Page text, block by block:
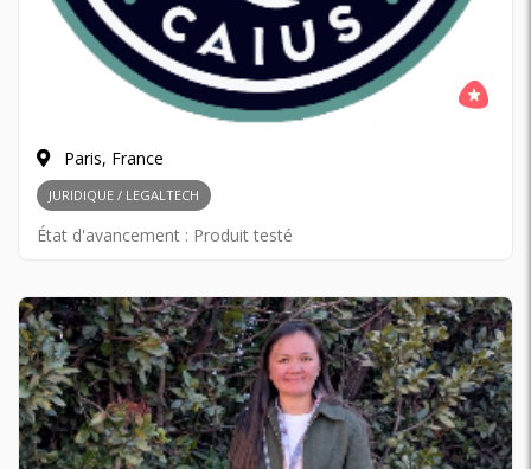
Paris, France
JURIDIQUE / LEGALTECH
État d'avancement : Produit testé